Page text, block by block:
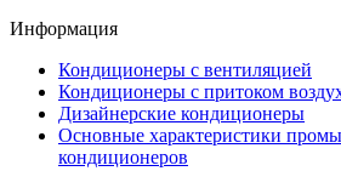
Информация
Кондиционеры с вентиляцией
Кондиционеры с притоком
Дизайнерские кондиционеры
Основные характеристики
кондиционеров